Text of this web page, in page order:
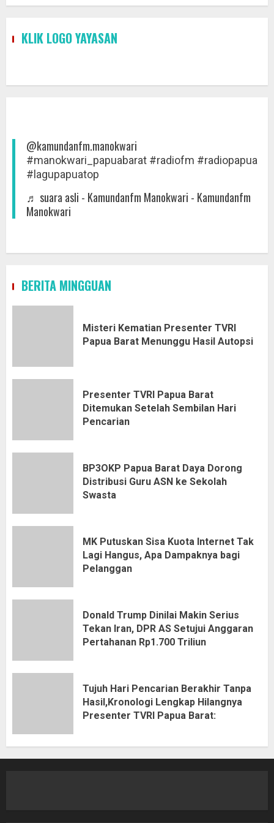
KLIK LOGO YAYASAN
@kamundanfm.manokwari
#manokwari_papuabarat #radiofm #radiopapua
#lagupapuatop
♬ suara asli - Kamundanfm Manokwari - Kamundanfm
Manokwari
BERITA MINGGUAN
Misteri Kematian Presenter TVRI
Papua Barat Menunggu Hasil Autopsi
Presenter TVRI Papua Barat
Ditemukan Setelah Sembilan Hari
Pencarian
BP3OKP Papua Barat Daya Dorong
Distribusi Guru ASN ke Sekolah
Swasta
MK Putuskan Sisa Kuota Internet Tak
Lagi Hangus, Apa Dampaknya bagi
Pelanggan
Donald Trump Dinilai Makin Serius
Tekan Iran, DPR AS Setujui Anggaran
Pertahanan Rp1.700 Triliun
Tujuh Hari Pencarian Berakhir Tanpa
Hasil,Kronologi Lengkap Hilangnya
Presenter TVRI Papua Barat: